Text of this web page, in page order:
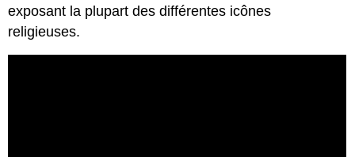
exposant la plupart des différentes icônes
religieuses.